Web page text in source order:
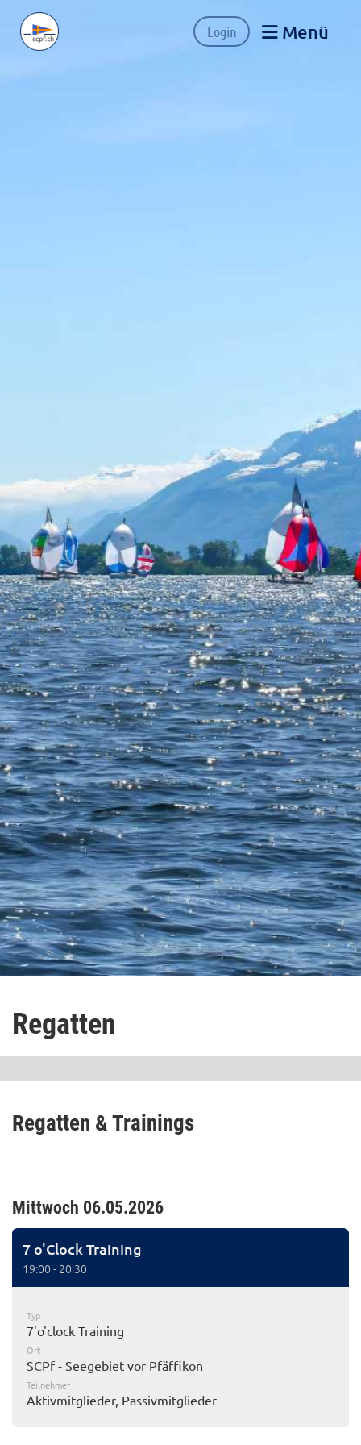
Login Menü
Regatten
Regatten & Trainings
Mittwoch 06.05.2026
7 o'Clock Training
19:00 - 20:30
Typ
7'o'clock Training
Ort
SCPf - Seegebiet vor Pfäffikon
Teilnehmer
Aktivmitglieder, Passivmitglieder